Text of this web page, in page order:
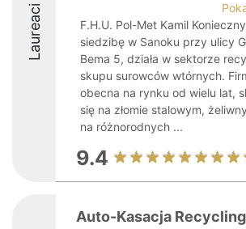
Laureaci
F.H.U. Pol-Met Kamil
siedzibę w Sanoku przy ulicy
Bema 5, działa w sektorze
skupu surowców wtórnych.
obecna na rynku od wielu lat,
się na złomie stalowym,
na różnorodnych ...
9.4
Auto-Kasacja